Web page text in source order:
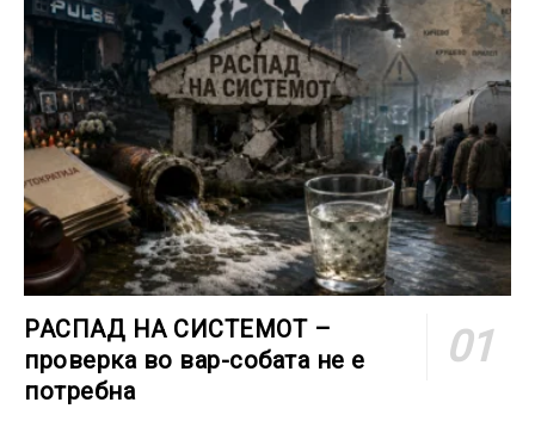
РАСПАД НА СИСТЕМОТ –
проверка во вар-собата не е
потребна